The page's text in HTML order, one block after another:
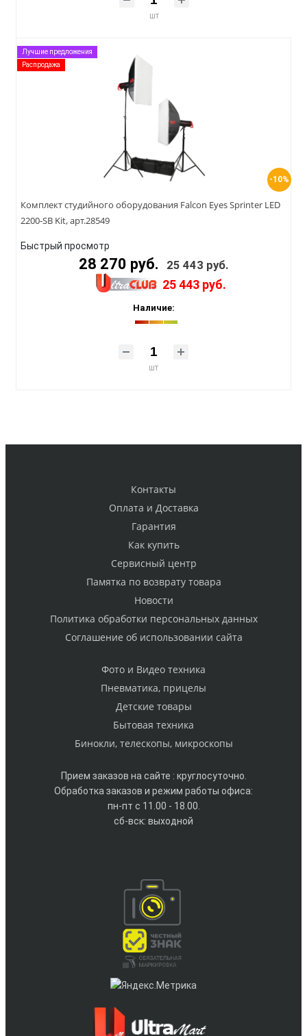
шт
-10%
Лучшие предложения
Распродажа
Комплект студийного оборудования Falcon Eyes Sprinter LED
2200-SB Kit, арт.28549
Быстрый просмотр
28 270 руб. 25 443 руб.
25 443 руб.
Наличие:
шт
Контакты
Оплата и Доставка
Гарантия
Как купить
Cервисный центр
Памятка по возврату товара
Новости
Политика обработки персональных данных
Cоглашение об использовании сайта
Фото и Видео техника
Пневматика, прицелы
Детские товары
Бытовая техника
Бинокли, телескопы, микроскопы
Прием заказов на сайте : круглосуточно.
Обработка заказов и режим работы офиса:
пн-пт с 11.00 - 18.00.
сб-вск: выходной